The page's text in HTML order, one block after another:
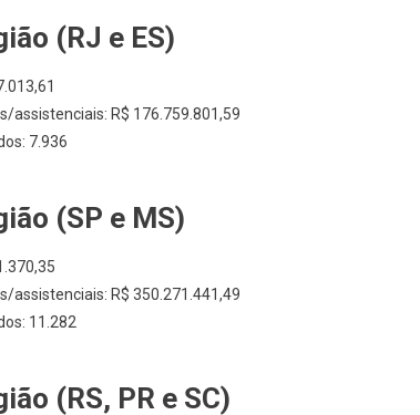
(RJ e ES)
assistenciais: R$ 176.759.801,59
7.936
(SP e MS)
assistenciais: R$ 350.271.441,49
11.282
(RS, PR e SC)